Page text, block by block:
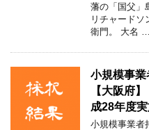
藩の「国父」
リチャード
衛門。 大名 …
小規模事
【大阪府
成28年度実
小規模事業者